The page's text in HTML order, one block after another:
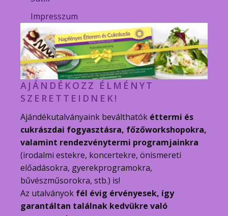
Impresszum
AJÁNDÉKOZZ ÉLMÉNYT
SZERETTEIDNEK!
Ajándékutalványaink beválthatók éttermi és
cukrászdai fogyasztásra, főzőworkshopokra,
valamint rendezvénytermi programjainkra
(irodalmi estekre, koncertekre, önismereti
előadásokra, gyerekprogramokra,
bűvészműsorokra, stb.) is!
Az utalványok fél évig érvényesek, így
garantáltan találnak kedvükre való